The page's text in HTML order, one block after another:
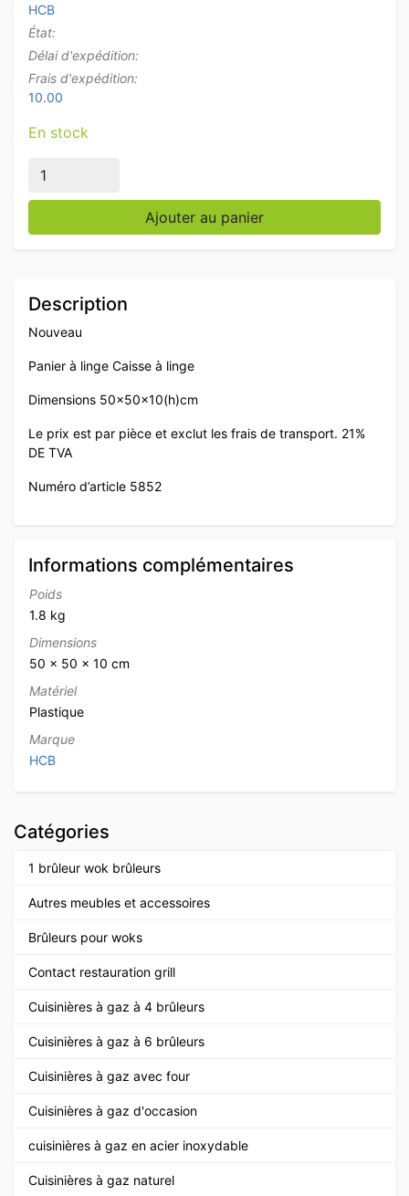
HCB
État:
Délai d'expédition:
Frais d'expédition:
10.00
En stock
quantité de Panier à linge universel en plastique
Ajouter au panier
Description
Nouveau
Panier à linge Caisse à linge
Dimensions 50x50x10(h)cm
Le prix est par pièce et exclut les frais de transport. 21%
DE TVA
Numéro d’article 5852
Informations complémentaires
Poids
1.8 kg
Dimensions
50 × 50 × 10 cm
Matériel
Plastique
Marque
HCB
Catégories
1 brûleur wok brûleurs
Autres meubles et accessoires
Brûleurs pour woks
Contact restauration grill
Cuisinières à gaz à 4 brûleurs
Cuisinières à gaz à 6 brûleurs
Cuisinières à gaz avec four
Cuisinières à gaz d'occasion
cuisinières à gaz en acier inoxydable
Cuisinières à gaz naturel